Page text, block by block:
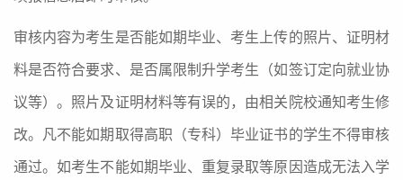
审核内容为考生是否能如期毕业、考生上传的照片、证明材
料是否符合要求、是否属限制升学考生（如签订定向就业协
议等）。照片及证明材料等有误的，由相关院校通知考生修
改。凡不能如期取得高职（专科）毕业证书的学生不得审核
通过。如考生不能如期毕业、重复录取等原因造成无法入学